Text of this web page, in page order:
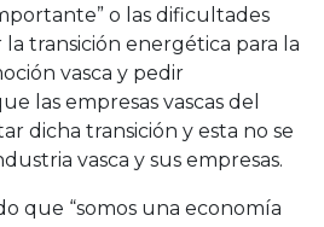
o las dificultades
transición energética para la
vasca y pedir
las empresas vascas del
dicha transición y esta no se
vasca y sus empresas.
que “somos una economía